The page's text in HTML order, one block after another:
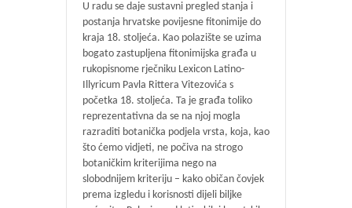
U radu se daje sustavni pregled stanja i
postanja hrvatske povijesne fitonimije do
kraja 18. stoljeća. Kao polazište se uzima
bogato zastupljena fitonimijska građa u
rukopisnome rječniku Lexicon Latino-
Illyricum Pavla Rittera Vitezovića s
početka 18. stoljeća. Ta je građa toliko
reprezentativna da se na njoj mogla
razraditi botanička podjela vrsta, koja, kao
što ćemo vidjeti, ne počiva na strogo
botaničkim kriterijima nego na
slobodnijem kriteriju – kako običan čovjek
prema izgledu i korisnosti dijeli biljke